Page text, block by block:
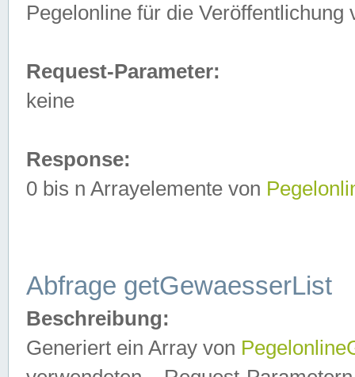
Pegelonline für die Veröffentlichung
Request-Parameter:
keine
Response:
0 bis n Arrayelemente von
Abfrage getGewaesserList
Beschreibung:
Generiert ein Array von